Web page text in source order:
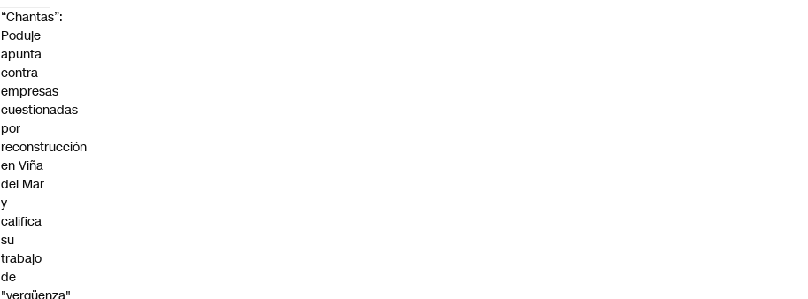
“Chantas”:
Poduje
apunta
contra
empresas
cuestionadas
por
reconstrucción
en Viña
del Mar
y
califica
su
trabajo
de